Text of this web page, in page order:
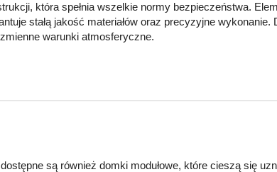
która spełnia wszelkie normy bezpieczeństwa.
stałą jakość materiałów oraz precyzyjne wykonanie.
warunki atmosferyczne.
są również domki modułowe, które cieszą się